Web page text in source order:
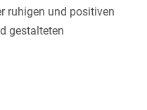
ruhigen und positiven
gestalteten